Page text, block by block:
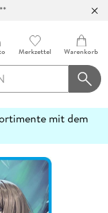
Merkzettel Warenkorb
mit dem